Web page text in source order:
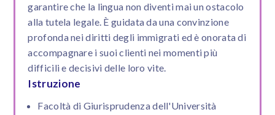
garantire che la lingua non diventi mai un ostacolo
alla tutela legale. È guidata da una convinzione
profonda nei diritti degli immigrati ed è onorata di
accompagnare i suoi clienti nei momenti più
difficili e decisivi delle loro vite.
Istruzione
Facoltà di Giurisprudenza dell'Università